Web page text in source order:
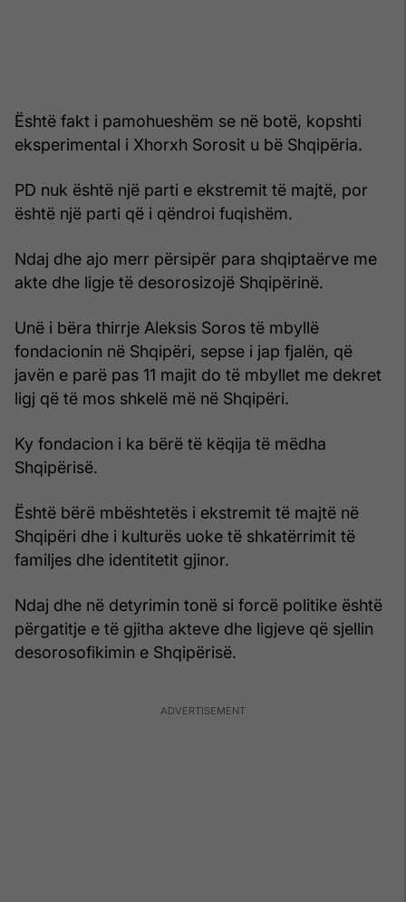
Është fakt i pamohueshëm se në botë, kopshti
eksperimental i Xhorxh Sorosit u bë Shqipëria.
PD nuk është një parti e ekstremit të majtë, por
është një parti që i qëndroi fuqishëm.
Ndaj dhe ajo merr përsipër para shqiptaërve me
akte dhe ligje të desorosizojë Shqipërinë.
Unë i bëra thirrje Aleksis Soros të mbyllë
fondacionin në Shqipëri, sepse i jap fjalën, që
javën e parë pas 11 majit do të mbyllet me dekret
ligj që të mos shkelë më në Shqipëri.
Ky fondacion i ka bërë të këqija të mëdha
Shqipërisë.
Është bërë mbështetës i ekstremit të majtë në
Shqipëri dhe i kulturës uoke të shkatërrimit të
familjes dhe identitetit gjinor.
Ndaj dhe në detyrimin tonë si forcë politike është
përgatitje e të gjitha akteve dhe ligjeve që sjellin
desorosofikimin e Shqipërisë.